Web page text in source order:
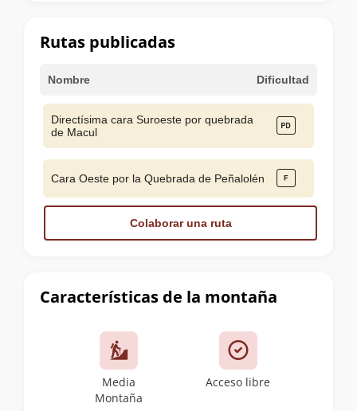
cumbre
Características de la montaña
Media
Montaña
Acceso libre
Rutas publicadas
Nombre Dificultad
Directísima cara Suroeste por quebrada
de Macul
Cara Oeste por la Quebrada de Peñalolén
Colaborar una ruta